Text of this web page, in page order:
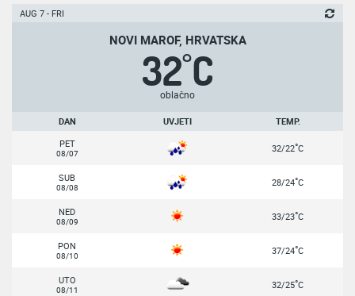
AUG 7 - FRI
NOVI MAROF, HRVATSKA
32°C
oblačno
DAN UVJETI
TEMP.
PET
08/07 32/22°C
SUB
08/08 28/24°C
NED
08/09 33/23°C
PON
08/10 37/24°C
UTO
08/11 32/25°C